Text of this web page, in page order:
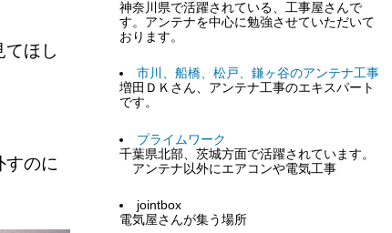
ほし
すのに
神奈川県で活躍されている、工事屋さんで
す。アンテナを中心に勉強させていただいて
おります。
市川、船橋、松戸、鎌ヶ谷のアンテナ工事
増田ＤＫさん、アンテナ工事のエキスパート
です。
プライムワーク
千葉県北部、茨城方面で活躍されています。
アンテナ以外にエアコンや電気工事
jointbox
電気屋さんが集う場所